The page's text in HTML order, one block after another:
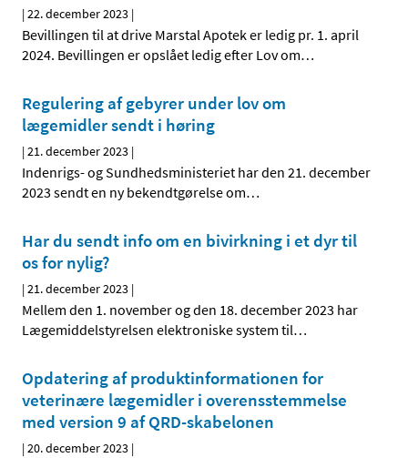
|22. december 2023 |
Bevillingen til at drive Marstal Apotek er ledig pr. 1. april
2024. Bevillingen er opslået ledig efter Lov om…
Regulering af gebyrer under lov om
lægemidler sendt i høring
|21. december 2023 |
Indenrigs- og Sundhedsministeriet har den 21. december
2023 sendt en ny bekendtgørelse om…
Har du sendt info om en bivirkning i et dyr til
os for nylig?
|21. december 2023 |
Mellem den 1. november og den 18. december 2023 har
Lægemiddelstyrelsen elektroniske system til…
Opdatering af produktinformationen for
veterinære lægemidler i overensstemmelse
med version 9 af QRD-skabelonen
|20. december 2023 |